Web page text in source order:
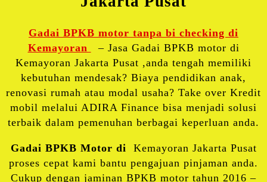
Gadai BPKB motor tanpa bi checking di
Kemayoran
– Jasa Gadai BPKB motor di
Kemayoran Jakarta Pusat ,anda tengah memiliki
kebutuhan mendesak? Biaya pendidikan anak,
renovasi rumah atau modal usaha? Take over Kredit
mobil melalui ADIRA Finance bisa menjadi solusi
terbaik dalam pemenuhan berbagai keperluan anda.
Gadai BPKB Motor di
Kemayoran Jakarta Pusat
proses cepat kami bantu pengajuan pinjaman anda.
Cukup dengan jaminan BPKB motor tahun 2016 –